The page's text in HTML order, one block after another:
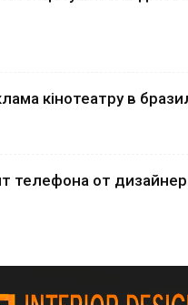
кінотеатру в
телефона от